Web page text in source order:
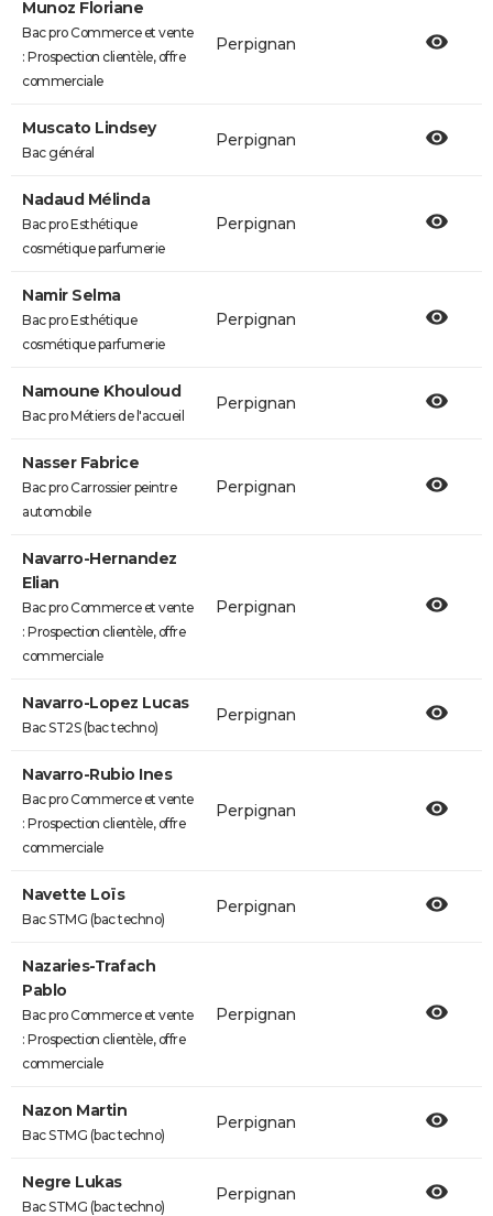
Munoz Floriane
Bac pro Commerce et vente
: Prospection clientèle, offre
commerciale
Perpignan
Muscato Lindsey
Bac général
Perpignan
Nadaud Mélinda
Bac pro Esthétique
cosmétique parfumerie
Perpignan
Namir Selma
Bac pro Esthétique
cosmétique parfumerie
Perpignan
Namoune Khouloud
Bac pro Métiers de l'accueil
Perpignan
Nasser Fabrice
Bac pro Carrossier peintre
automobile
Perpignan
Navarro-Hernandez
Elian
Bac pro Commerce et vente
: Prospection clientèle, offre
commerciale
Perpignan
Navarro-Lopez Lucas
Bac ST2S (bac techno)
Perpignan
Navarro-Rubio Ines
Bac pro Commerce et vente
: Prospection clientèle, offre
commerciale
Perpignan
Navette Loïs
Bac STMG (bac techno)
Perpignan
Nazaries-Trafach
Pablo
Bac pro Commerce et vente
: Prospection clientèle, offre
commerciale
Perpignan
Nazon Martin
Bac STMG (bac techno)
Perpignan
Negre Lukas
Bac STMG (bac techno)
Perpignan